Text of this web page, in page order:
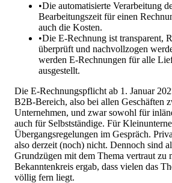
•Die automatisierte Verarbeitung
Bearbeitungszeit für einen
auch die Kosten.
•Die E-Rechnung ist transparent,
überprüft und nachvollzogen
werden E-Rechnungen für alle
ausgestellt.
Die E-Rechnungspflicht ab 1. Januar
B2B-Bereich, also bei allen Geschäften
Unternehmen, und zwar sowohl für
auch für Selbstständige. Für
Übergangsregelungen im Gespräch.
also derzeit (noch) nicht. Dennoch sind
Grundzügen mit dem Thema vertraut zu
Bekanntenkreis ergab, dass vielen das
völlig fern liegt.